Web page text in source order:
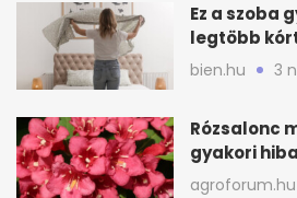
Ez a szoba
legtöbb
bien.hu 3
Rózsalonc
gyakori
virágzást
agroforum.hu